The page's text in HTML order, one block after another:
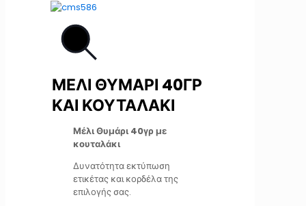
ΜΕΛΙ ΘΥΜΑΡΙ 40ΓΡ
ΚΑΙ ΚΟΥΤΑΛΑΚΙ
Μέλι Θυμάρι 40γρ με
κουταλάκι
Δυνατότητα εκτύπωση
ετικέτας και κορδέλα της
επιλογής σας.